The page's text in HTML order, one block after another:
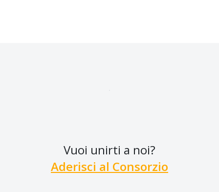
Vuoi unirti a noi?
Aderisci al Consorzio